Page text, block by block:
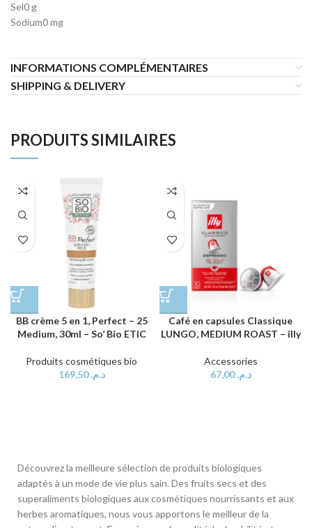
Sel0 g
Sodium0 mg
INFORMATIONS COMPLÉMENTAIRES
SHIPPING & DELIVERY
PRODUITS SIMILAIRES
BB crème 5 en 1, Perfect – 25
Medium, 30ml – So’ Bio ETIC
Produits cosmétiques bio
د.م.169,50
Café en capsules Classique
LUNGO, MEDIUM ROAST – illy
Accessories
د.م.67,00
Découvrez la meilleure sélection de produits biologiques
adaptés à un mode de vie plus sain. Des fruits secs et des
superaliments biologiques aux cosmétiques nourrissants et aux
herbes aromatiques, nous vous apportons le meilleur de la